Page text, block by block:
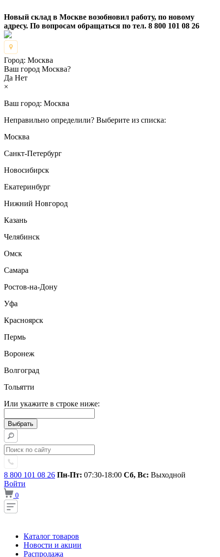
Новый склад в Москве возобновил работу, по новому
адресу. По вопросам обращаться по тел. 8 800 101 08 26
Город: Москва
Ваш город Москва?
Да Нет
×
Ваш город: Москва
Неправильно определили? Выберите из списка:
Москва
Санкт-Петербург
Новосибирск
Екатеринбург
Нижний Новгород
Казань
Челябинск
Омск
Самара
Ростов-на-Дону
Уфа
Красноярск
Пермь
Воронеж
Волгоград
Тольятти
Или укажите в строке ниже:
8 800 101 08 26 Пн-Пт: 07:30-18:00 Сб, Вс: Выходной
Войти
0
Каталог товаров
Новости и акции
Распродажа